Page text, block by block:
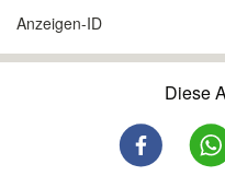
Anzeigen-ID
Diese